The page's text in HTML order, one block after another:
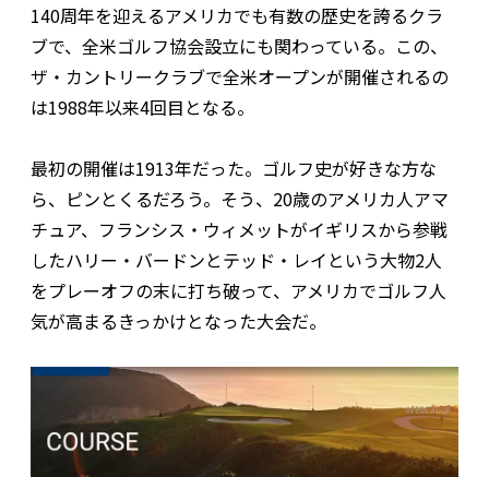
140周年を迎えるアメリカでも有数の歴史を誇るクラ
ブで、全米ゴルフ協会設立にも関わっている。この、
ザ・カントリークラブで全米オープンが開催されるの
は1988年以来4回目となる。
最初の開催は1913年だった。ゴルフ史が好きな方な
ら、ピンとくるだろう。そう、20歳のアメリカ人アマ
チュア、フランシス・ウィメットがイギリスから参戦
したハリー・バードンとテッド・レイという大物2人
をプレーオフの末に打ち破って、アメリカでゴルフ人
気が高まるきっかけとなった大会だ。